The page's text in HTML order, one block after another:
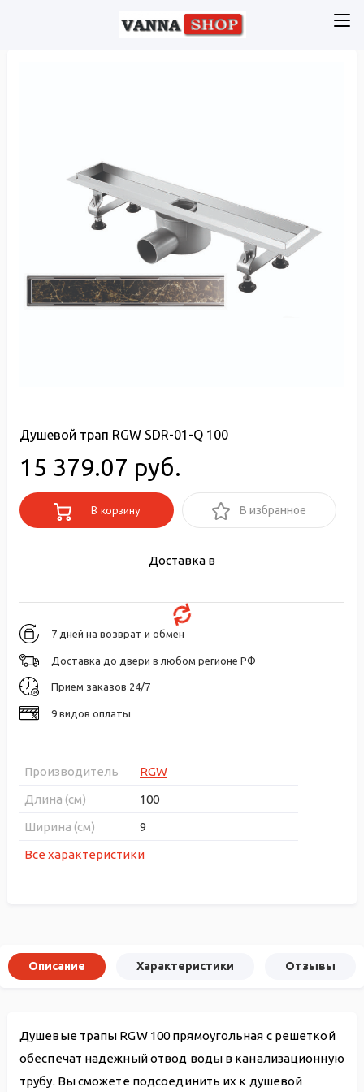
Душевой трап RGW SDR-01-Q 100
15 379.07 руб.
В корзину В избранное
Доставка в
7 дней на возврат и обмен
Доставка до двери в любом регионе РФ
Прием заказов 24/7
9 видов оплаты
Производитель
RGW
Длина (см)
100
Ширина (см)
9
Все характеристики
Описание Характеристики Отзывы
Душевые трапы RGW 100 прямоугольная с решеткой
обеспечат надежный отвод воды в канализационную
трубу. Вы сможете подсоединить их к душевой